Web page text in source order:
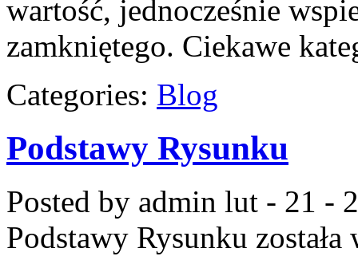
wartość, jednocześnie
zamkniętego. Ciekawe
Categories: Blog
Podstawy Rysunku
Posted by admin lut - 21 -
Podstawy Rysunku została